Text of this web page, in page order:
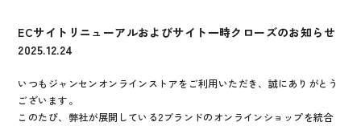
ECサイトリニューアルおよびサイト一時クローズのお知らせ
2025.12.24
いつもジャンセンオンラインストアをご利用いただき、誠にありがとう
ございます。
このたび、弊社が展開している2ブランドのオンラインショップを統合